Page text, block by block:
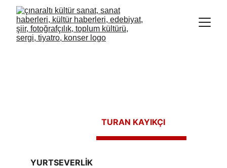
YURTSEVERLİK
TURAN KAYIKÇI